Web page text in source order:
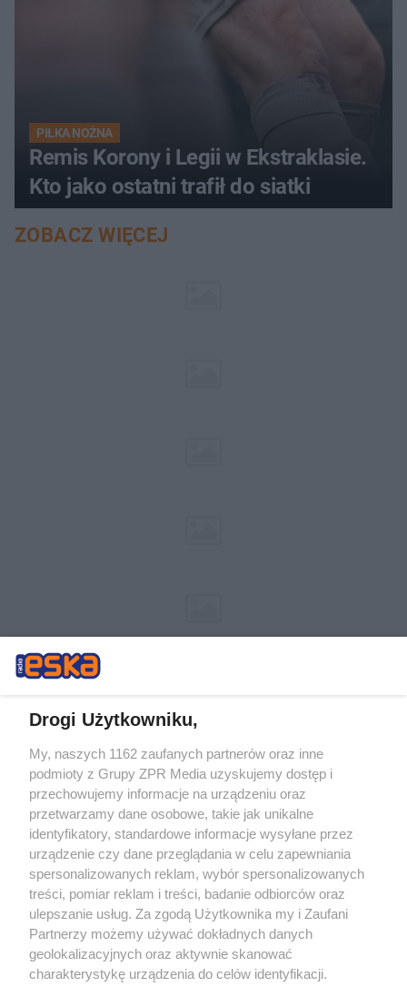
PIŁKA NOŻNA
Remis Korony i Legii w Ekstraklasie.
Kto jako ostatni trafił do siatki
ZOBACZ WIĘCEJ
Żaden utwór zamieszczony w serwisie nie może być powielany i
rozpowszechniany lub dalej rozpowszechniany w jakikolwiek sposób (w
tym także elektroniczny lub mechaniczny) na jakimkolwiek polu
eksploatacji w jakiejkolwiek formie, włącznie z umieszczaniem w
Internecie bez pisemnej zgody właściciela praw. Jakiekolwiek użycie lub
wykorzystanie utworów w całości lub w części z naruszeniem prawa,
tzn. bez właściwej zgody, jest zabronione pod groźbą kary i może być
ścigane prawnie.
Drogi Użytkowniku,
My, naszych 1162 zaufanych partnerów oraz inne
podmioty z Grupy ZPR Media uzyskujemy dostęp i
przechowujemy informacje na urządzeniu oraz
przetwarzamy dane osobowe, takie jak unikalne
identyfikatory, standardowe informacje wysyłane przez
urządzenie czy dane przeglądania w celu zapewniania
spersonalizowanych reklam, wybór spersonalizowanych
treści, pomiar reklam i treści, badanie odbiorców oraz
ulepszanie usług. Za zgodą Użytkownika my i Zaufani
Partnerzy możemy używać dokładnych danych
geolokalizacyjnych oraz aktywnie skanować
charakterystykę urządzenia do celów identyfikacji.